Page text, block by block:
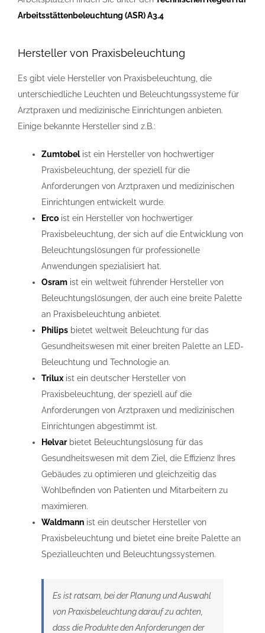
Arbeitsstättenbeleuchtung (ASR) A3.4
Hersteller von Praxisbeleuchtung
Es gibt viele Hersteller von Praxisbeleuchtung, die
unterschiedliche Leuchten und Beleuchtungssysteme für
Arztpraxen und medizinische Einrichtungen anbieten.
Einige bekannte Hersteller sind z.B.:
Zumtobelist ein Hersteller von hochwertiger
Praxisbeleuchtung, der speziell für die
Anforderungen von Arztpraxen und medizinischen
Einrichtungen entwickelt wurde.
Erco ist ein Hersteller von hochwertiger
Praxisbeleuchtung, der sich auf die Entwicklung von
Beleuchtungslösungen für professionelle
Anwendungen spezialisiert hat.
Osramist ein weltweit führender Hersteller von
Beleuchtungslösungen, der auch eine breite Palette
an Praxisbeleuchtung anbietet.
Philipsbietet weltweit Beleuchtung für das
Gesundheitswesen mit einer breiten Palette an LED-
Beleuchtung und Technologie an.
Triluxist ein deutscher Hersteller von
Praxisbeleuchtung, der speziell auf die
Anforderungen von Arztpraxen und medizinischen
Einrichtungen abgestimmt ist.
Helvarbietet Beleuchtungslösung für das
Gesundheitswesen mit dem Ziel, die Effizienz Ihres
Gebäudes zu optimieren und gleichzeitig das
Wohlbefinden von Patienten und Mitarbeitern zu
maximieren.
Waldmannist ein deutscher Hersteller von
Praxisbeleuchtung und bietet eine breite Palette an
Spezialleuchten und Beleuchtungssystemen.
Es ist ratsam, bei der Planung und Auswahl
von Praxisbeleuchtung darauf zu achten,
dass die Produkte den Anforderungen der